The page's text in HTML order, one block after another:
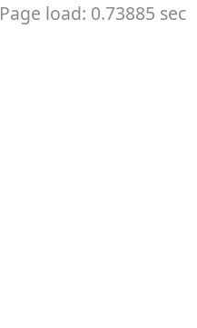
Page load: 0.73885 sec